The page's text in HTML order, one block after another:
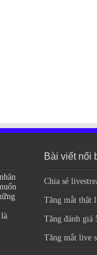
Bài viết nổi
Chia sẻ
Tăng mắt thật
Tăng đánh giá
Tăng mắt live